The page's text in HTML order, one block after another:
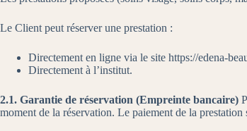
Le Client peut réserver une prestation :
Directement en ligne via le site https://edena-
Directement à l’institut.
2.1. Garantie de réservation (Empreinte bancaire)
moment de la réservation. Le paiement de la